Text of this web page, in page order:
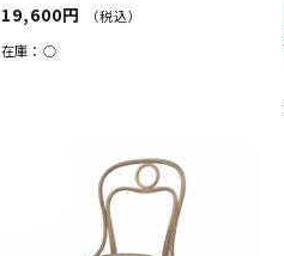
19,600円
（税込）
在庫：○